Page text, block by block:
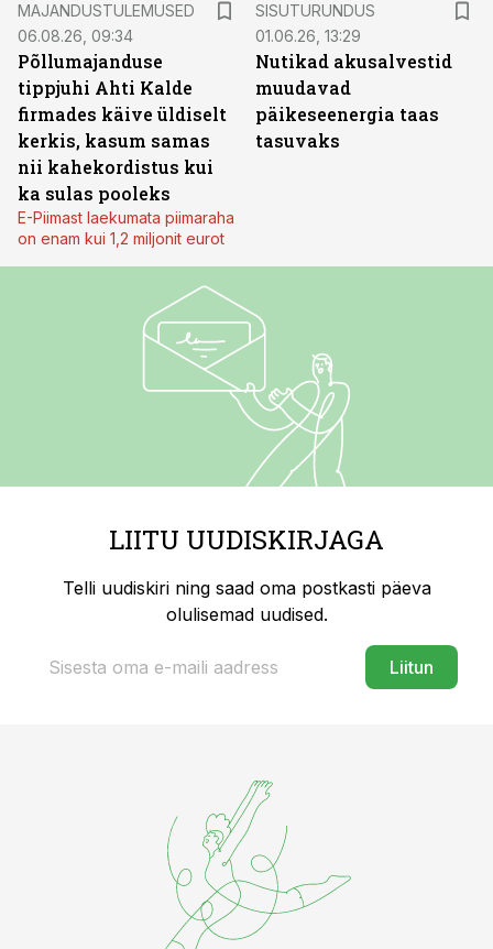
MAJANDUSTULEMUSED
06.08.26, 09:34
Põllumajanduse
tippjuhi Ahti Kalde
firmades käive üldiselt
kerkis, kasum samas
nii kahekordistus kui
ka sulas pooleks
E-Piimast laekumata piimaraha
on enam kui 1,2 miljonit eurot
SISUTURUNDUS
01.06.26, 13:29
Nutikad akusalvestid
muudavad
päikeseenergia taas
tasuvaks
LIITU UUDISKIRJAGA
Telli uudiskiri ning saad oma postkasti päeva
olulisemad uudised.
Liitun